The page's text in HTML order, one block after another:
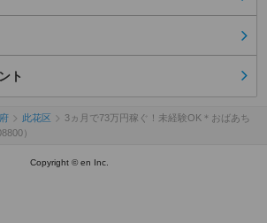
ト
此花区
3ヵ月で73万円稼ぐ！未経験OK＊おばあち
）
Copyright © en Inc.